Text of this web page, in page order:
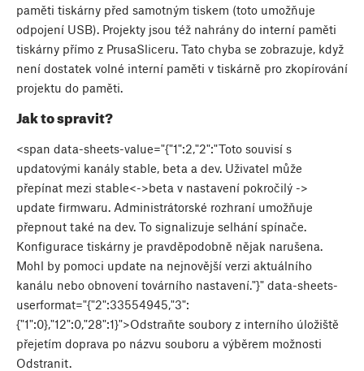
paměti tiskárny před samotným tiskem (toto umožňuje
odpojení USB). Projekty jsou též nahrány do interní paměti
tiskárny přímo z PrusaSliceru. Tato chyba se zobrazuje, když
není dostatek volné interní paměti v tiskárně pro zkopírování
projektu do paměti.
Jak to spravit?
<span data-sheets-value="{"1":2,"2":"Toto souvisí s
updatovými kanály stable, beta a dev. Uživatel může
přepínat mezi stable<->beta v nastavení pokročilý ->
update firmwaru. Administrátorské rozhraní umožňuje
přepnout také na dev. To signalizuje selhání spínače.
Konfigurace tiskárny je pravděpodobně nějak narušena.
Mohl by pomoci update na nejnovější verzi aktuálního
kanálu nebo obnovení továrního nastavení."}" data-sheets-
userformat="{"2":33554945,"3":
{"1":0},"12":0,"28":1}">Odstraňte soubory z interního úložiště
přejetím doprava po názvu souboru a výběrem možnosti
Odstranit.